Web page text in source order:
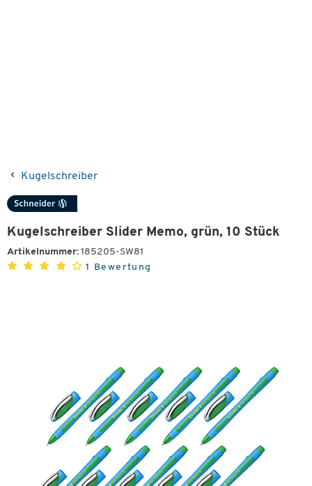
Kugelschreiber
Kugelschreiber Slider Memo, grün, 10 Stück
Artikelnummer: 185205-SW81
1 Bewertung